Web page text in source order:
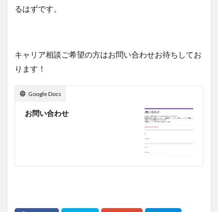
るはずです。
キャリア相談ご希望の方はお問い合わせお待ちしてお
ります！
Google Docs
お問い合わせ